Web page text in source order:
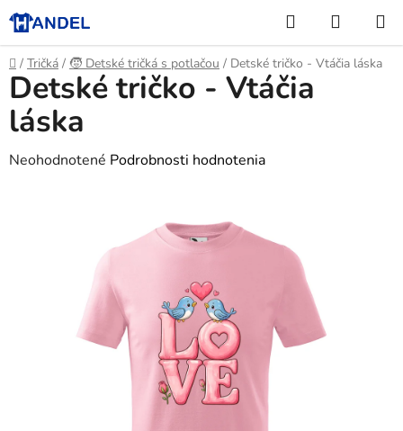
Prejsť
na
obsah
Hľadať
KOŠÍK
Domov
/ Tričká / 🧒 Detské tričká s potlačou / Detské tričko - Vtáčia láska
Detské tričko - Vtáčia
láska
Priemerné
hviezdičiek.
Neohodnotené Podrobnosti hodnotenia